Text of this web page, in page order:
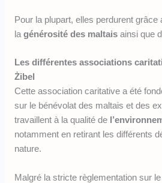
Pour la plupart, elles perdurent grâce
la générosité des maltaisainsi que
Les différentes associations
Żibel
Cette association caritative a été
sur le bénévolat des maltais et des
travaillent à la qualité de
notamment en retirant les différents
nature.
Malgré la stricte règlementation sur